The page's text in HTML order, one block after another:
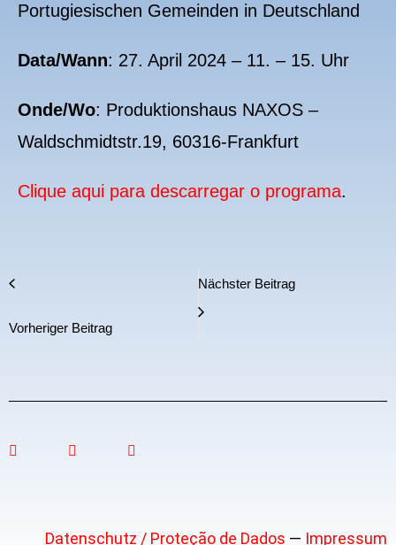
Portugiesischen Gemeinden in Deutschland
Data/Wann: 27. April 2024 – 11. – 15. Uhr
Onde/Wo: Produktionshaus NAXOS –
Waldschmidtstr.19, 60316-Frankfurt
Clique aqui para descarregar o programa.
Vorheriger Beitrag
Nächster Beitrag
Datenschutz / Proteção de Dados — Impressum